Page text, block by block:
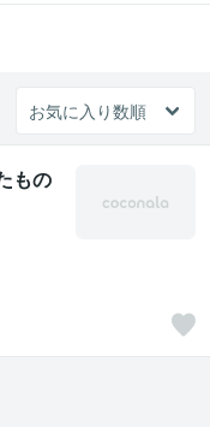
もの